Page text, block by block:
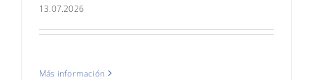
13.07.2026
Más información